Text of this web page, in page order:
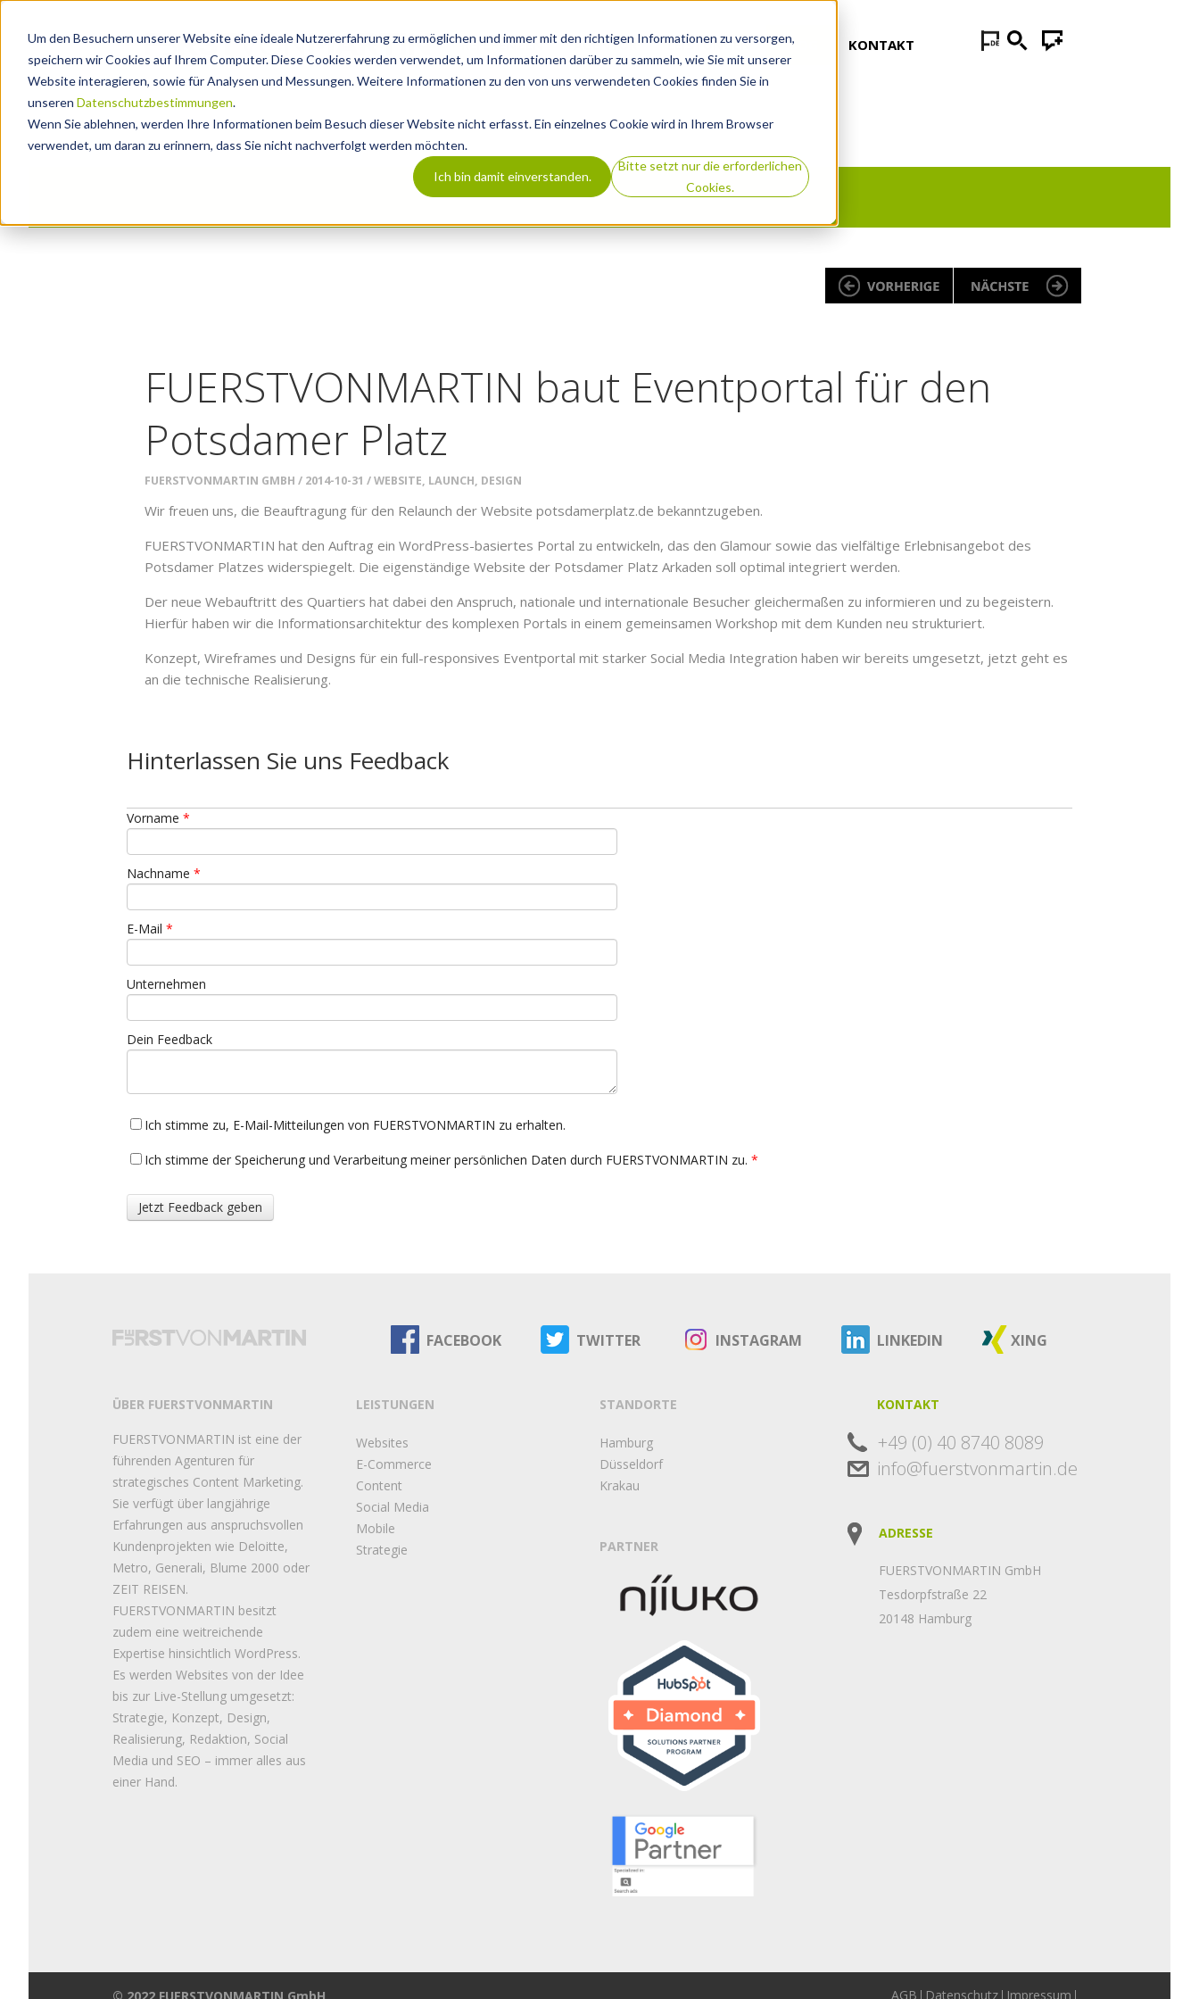
Um den Besuchern unserer Website eine ideale Nutzererfahrung zu ermöglichen und immer mit den richtigen Informationen zu versorgen,
speichern wir Cookies auf Ihrem Computer. Diese Cookies werden verwendet, um Informationen darüber zu sammeln, wie Sie mit unserer
Website interagieren, sowie für Analysen und Messungen. Weitere Informationen zu den von uns verwendeten Cookies finden Sie in
unseren Datenschutzbestimmungen.
Wenn Sie ablehnen, werden Ihre Informationen beim Besuch dieser Website nicht erfasst. Ein einzelnes Cookie wird in Ihrem Browser
verwendet, um daran zu erinnern, dass Sie nicht nachverfolgt werden möchten.
Ich bin damit einverstanden.
Bitte setzt nur die erforderlichen
Cookies.
REFERENZEN AGENTUR LEISTUNGEN BLOG KONTAKT
FUERSTVONMARTIN baut Eventportal für den
Potsdamer Platz
FUERSTVONMARTIN GMBH 2014-10-31 WEBSITE, LAUNCH, DESIGN
Wir freuen uns, die Beauftragung für den Relaunch der Website potsdamerplatz.de bekanntzugeben.
FUERSTVONMARTIN hat den Auftrag ein WordPress-basiertes Portal zu entwickeln, das den Glamour sowie das vielfältige Erlebnisangebot des
Potsdamer Platzes widerspiegelt. Die eigenständige Website der Potsdamer Platz Arkaden soll optimal integriert werden.
Der neue Webauftritt des Quartiers hat dabei den Anspruch, nationale und internationale Besucher gleichermaßen zu informieren und zu begeistern.
Hierfür haben wir die Informationsarchitektur des komplexen Portals in einem gemeinsamen Workshop mit dem Kunden neu strukturiert.
Konzept, Wireframes und Designs für ein full-responsives Eventportal mit starker Social Media Integration haben wir bereits umgesetzt, jetzt geht es
an die technische Realisierung.
Hinterlassen Sie uns Feedback
Vorname *
Nachname *
E-Mail *
Unternehmen
Dein Feedback
Ich stimme zu, E-Mail-Mitteilungen von FUERSTVONMARTIN zu erhalten.
Ich stimme der Speicherung und Verarbeitung meiner persönlichen Daten durch FUERSTVONMARTIN zu. *
FACEBOOK TWITTER INSTAGRAM LINKEDIN XING
ÜBER FUERSTVONMARTIN
FUERSTVONMARTIN ist eine der
führenden Agenturen für
strategisches Content Marketing.
Sie verfügt über langjährige
Erfahrungen aus anspruchsvollen
Kundenprojekten wie Deloitte,
Metro, Generali, Blume 2000 oder
ZEIT REISEN.
FUERSTVONMARTIN besitzt
zudem eine weitreichende
Expertise hinsichtlich WordPress.
Es werden Websites von der Idee
bis zur Live-Stellung umgesetzt:
Strategie, Konzept, Design,
Realisierung, Redaktion, Social
Media und SEO – immer alles aus
einer Hand.
LEISTUNGEN
Websites
E-Commerce
Content
Social Media
Mobile
Strategie
STANDORTE
Hamburg
Düsseldorf
Krakau
PARTNER
KONTAKT
+49 (0) 40 8740 8089
info@fuerstvonmartin.de
ADRESSE
FUERSTVONMARTIN GmbH
Tesdorpfstraße 22
20148 Hamburg
AGB Datenschutz Impressum